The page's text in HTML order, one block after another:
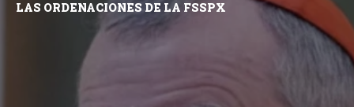
LAS ORDENACIONES DE LA FSSPX